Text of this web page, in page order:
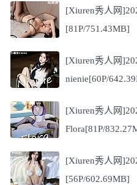
[Xiuren秀人网
[81P/751.43MB]
[Xiuren秀人网
nienie[60P/
[Xiuren秀人网
Flora[81P/
[Xiuren秀人网
[56P/602.69MB]